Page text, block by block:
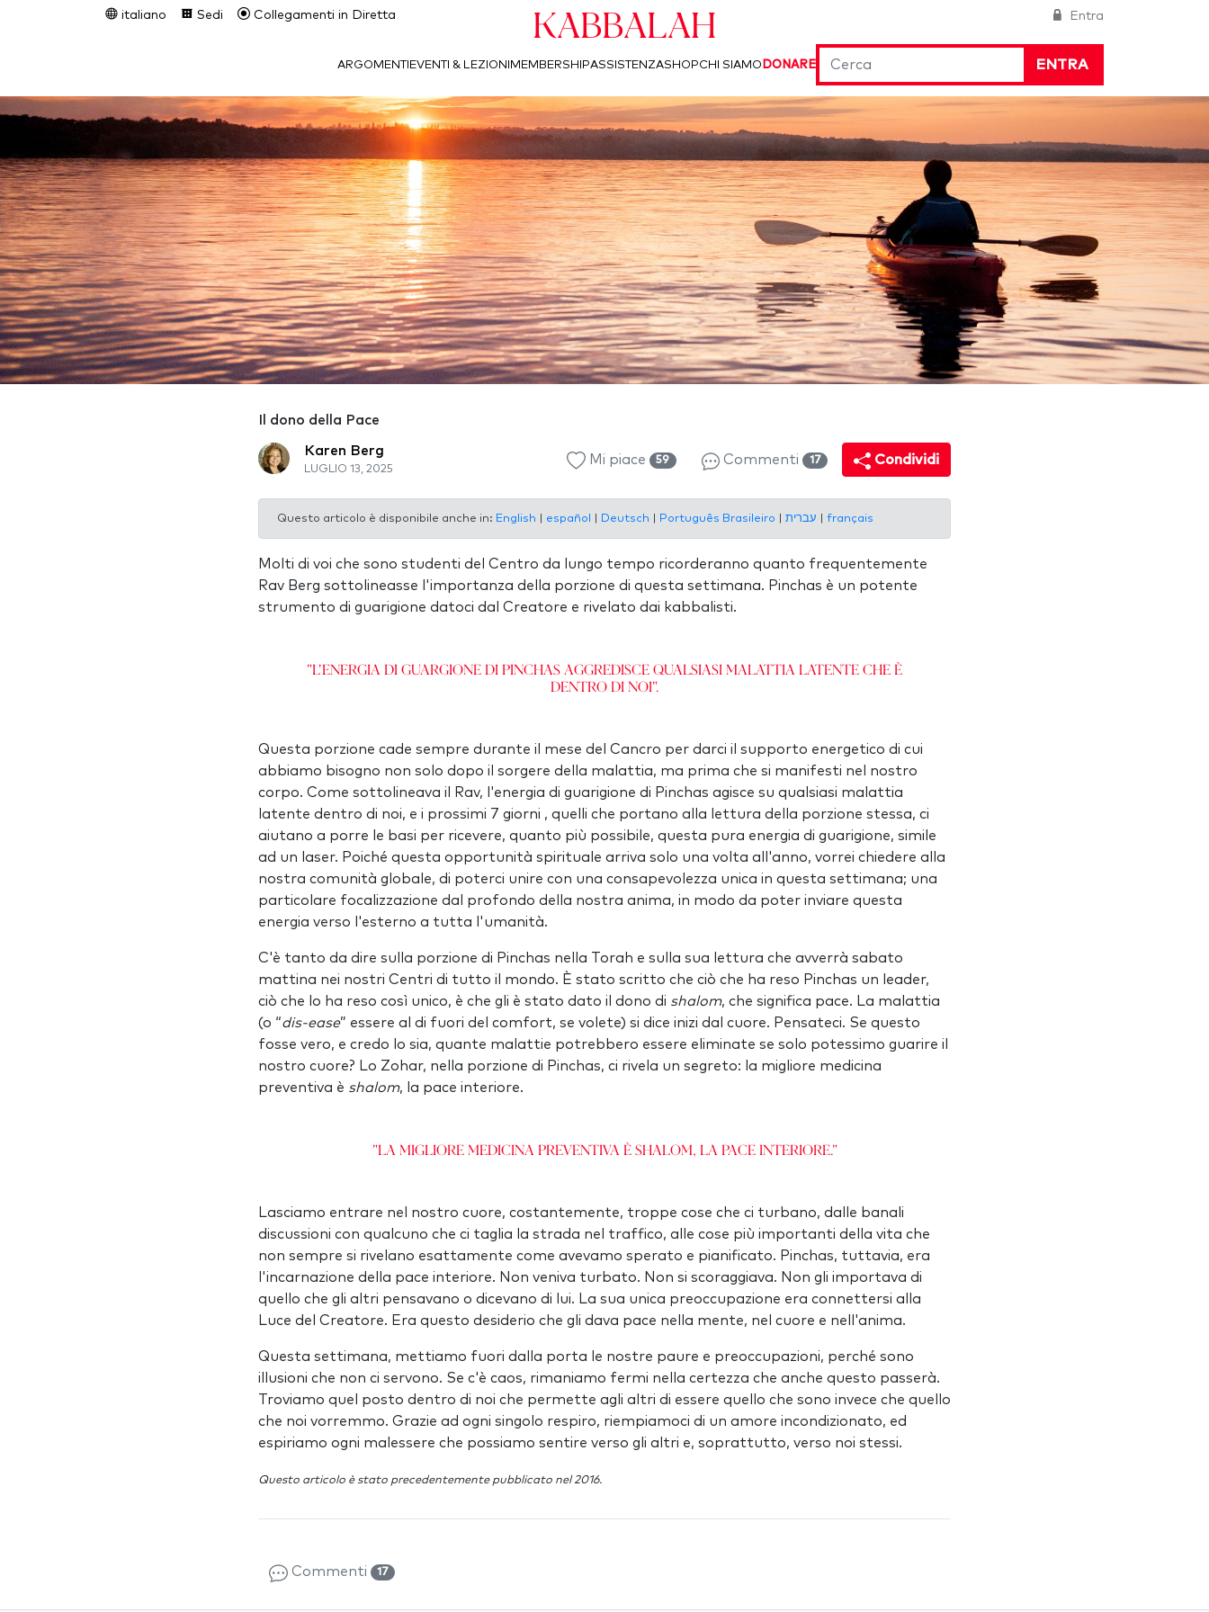
Entra
italiano Sedi Collegamenti in Diretta Kabbalah
ENTRA
ARGOMENTI EVENTI & LEZIONI MEMBERSHIPASSISTENZASHOPCHI SIAMO DONARE
Il dono della Pace
Karen Berg
LUGLIO 13, 2025
Mi piace 59 Commenti 17 Condividi
Questo articolo è disponibile anche in: English español Deutsch Português Brasileiro français
Molti di voi che sono studenti del Centro da lungo tempo ricorderanno quanto frequentemente
Rav Berg sottolineasse l'importanza della porzione di questa settimana. Pinchas è un potente
strumento di guarigione datoci dal Creatore e rivelato dai kabbalisti.
"L'energia di guargione di Pinchas aggredisce qualsiasi malattia latente che è
dentro di noi".
Questa porzione cade sempre durante il mese del Cancro per darci il supporto energetico di cui
abbiamo bisogno non solo dopo il sorgere della malattia, ma prima che si manifesti nel nostro
corpo. Come sottolineava il Rav, l'energia di guarigione di Pinchas agisce su qualsiasi malattia
latente dentro di noi, e i prossimi 7 giorni , quelli che portano alla lettura della porzione stessa, ci
aiutano a porre le basi per ricevere, quanto più possibile, questa pura energia di guarigione, simile
ad un laser. Poiché questa opportunità spirituale arriva solo una volta all'anno, vorrei chiedere alla
nostra comunità globale, di poterci unire con una consapevolezza unica in questa settimana; una
particolare focalizzazione dal profondo della nostra anima, in modo da poter inviare questa
energia verso l'esterno a tutta l'umanità.
C'è tanto da dire sulla porzione di Pinchas nella Torah e sulla sua lettura che avverrà sabato
mattina nei nostri Centri di tutto il mondo. È stato scritto che ciò che ha reso Pinchas un leader,
ciò che lo ha reso così unico, è che gli è stato dato il dono di shalom, che significa pace. La malattia
(o “dis-ease” essere al di fuori del comfort, se volete) si dice inizi dal cuore. Pensateci. Se questo
fosse vero, e credo lo sia, quante malattie potrebbero essere eliminate se solo potessimo guarire il
nostro cuore? Lo Zohar, nella porzione di Pinchas, ci rivela un segreto: la migliore medicina
preventiva è shalom, la pace interiore.
"La migliore medicina preventiva è shalom, la pace interiore."
Lasciamo entrare nel nostro cuore, costantemente, troppe cose che ci turbano, dalle banali
discussioni con qualcuno che ci taglia la strada nel traffico, alle cose più importanti della vita che
non sempre si rivelano esattamente come avevamo sperato e pianificato. Pinchas, tuttavia, era
l'incarnazione della pace interiore. Non veniva turbato. Non si scoraggiava. Non gli importava di
quello che gli altri pensavano o dicevano di lui. La sua unica preoccupazione era connettersi alla
Luce del Creatore. Era questo desiderio che gli dava pace nella mente, nel cuore e nell'anima.
Questa settimana, mettiamo fuori dalla porta le nostre paure e preoccupazioni, perché sono
illusioni che non ci servono. Se c'è caos, rimaniamo fermi nella certezza che anche questo passerà.
Troviamo quel posto dentro di noi che permette agli altri di essere quello che sono invece che quello
che noi vorremmo. Grazie ad ogni singolo respiro, riempiamoci di un amore incondizionato, ed
espiriamo ogni malessere che possiamo sentire verso gli altri e, soprattutto, verso noi stessi.
Questo articolo è stato precedentemente pubblicato nel 2016.
Commenti 17